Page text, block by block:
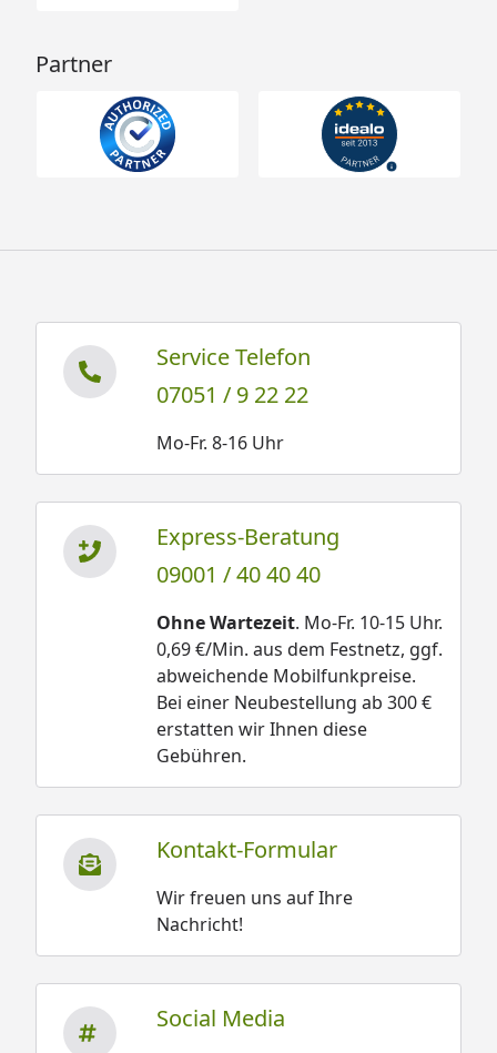
Partner
Service Telefon
07051 / 9 22 22
Mo-Fr. 8-16 Uhr
Express-Beratung
09001 / 40 40 40
Ohne Wartezeit. Mo-Fr. 10-15 Uhr.
0,69 €/Min. aus dem Festnetz, ggf.
abweichende Mobilfunkpreise.
Bei einer Neubestellung ab 300 €
erstatten wir Ihnen diese
Gebühren.
Kontakt-Formular
Wir freuen uns auf Ihre
Nachricht!
Social Media